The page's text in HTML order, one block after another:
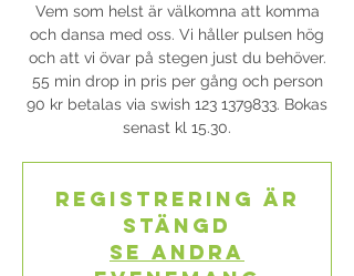
Vem som helst är välkomna att komma
och dansa med oss. Vi håller pulsen hög
och att vi övar på stegen just du behöver.
55 min drop in pris per gång och person
90 kr betalas via swish 123 1379833. Bokas
senast kl 15.30.
Registrering är
stängd
Se andra